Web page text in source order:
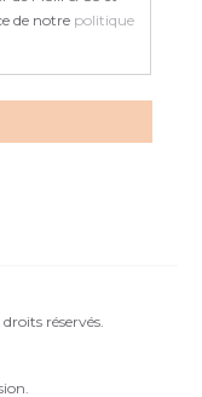
de notre politique
réservés.
.